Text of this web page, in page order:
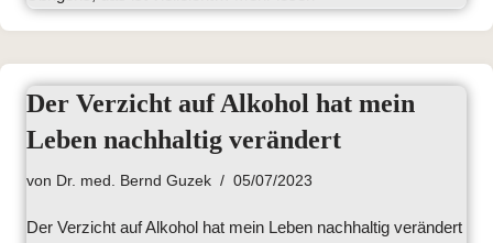
Der Verzicht auf Alkohol hat mein
Leben nachhaltig verändert
von Dr. med. Bernd Guzek 05/07/2023
Der Verzicht auf Alkohol hat mein Leben nachhaltig verändert